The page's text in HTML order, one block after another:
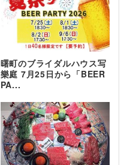
曙町のブライダルハウス写
樂庭 7月25日から「BEER
PA...